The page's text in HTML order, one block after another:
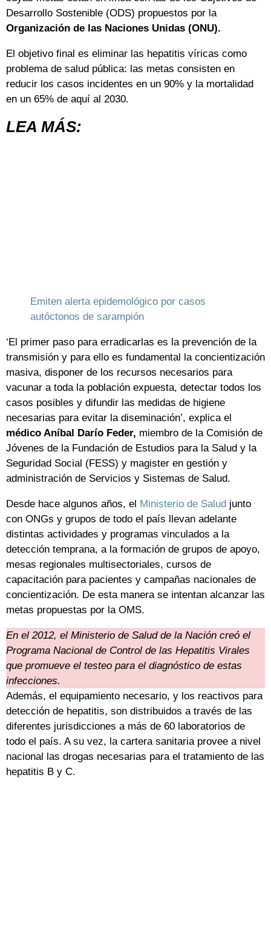
Desarrollo Sostenible (ODS) propuestos por la
Organización de las Naciones Unidas (ONU).
El objetivo final es eliminar las hepatitis víricas como
problema de salud pública: las metas consisten en
reducir los casos incidentes en un 90% y la mortalidad
en un 65% de aquí al 2030.
LEA MÁS:
Emiten alerta epidemológico por casos
autóctonos de sarampión
‘El primer paso para erradicarlas es la prevención de la
transmisión y para ello es fundamental la concientización
masiva, disponer de los recursos necesarios para
vacunar a toda la población expuesta, detectar todos los
casos posibles y difundir las medidas de higiene
necesarias para evitar la diseminación’, explica el
médico Aníbal Darío Feder, miembro de la Comisión de
Jóvenes de la Fundación de Estudios para la Salud y la
Seguridad Social (FESS) y magister en gestión y
administración de Servicios y Sistemas de Salud.
Desde hace algunos años, el Ministerio de Salud junto
con ONGs y grupos de todo el país llevan adelante
distintas actividades y programas vinculados a la
detección temprana, a la formación de grupos de apoyo,
mesas regionales multisectoriales, cursos de
capacitación para pacientes y campañas nacionales de
concientización. De esta manera se intentan alcanzar las
metas propuestas por la OMS.
En el 2012, el Ministerio de Salud de la Nación creó el
Programa Nacional de Control de las Hepatitis Virales
que promueve el testeo para el diagnóstico de estas
infecciones.
Además, el equipamiento necesario, y los reactivos para
detección de hepatitis, son distribuidos a través de las
diferentes jurisdicciones a más de 60 laboratorios de
todo el país. A su vez, la cartera sanitaria provee a nivel
nacional las drogas necesarias para el tratamiento de las
hepatitis B y C.